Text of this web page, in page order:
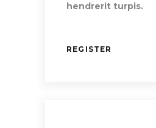
hendrerit turpis.
REGISTER